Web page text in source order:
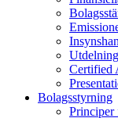
Utdelning
Certified
Bolagsstyrning
Principer